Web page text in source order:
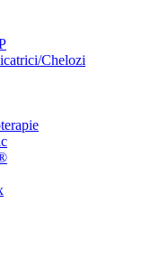
Chelozi